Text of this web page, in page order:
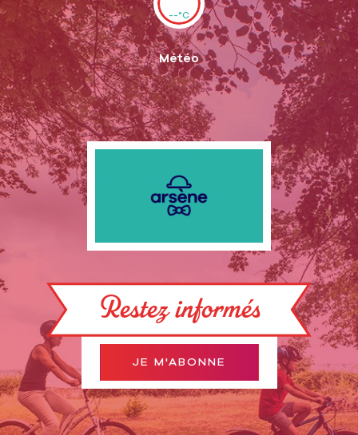
--°C
Météo
Restez informés
JE M'ABONNE